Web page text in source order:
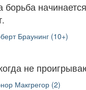
борьба
Браунинг (10+)
не
Макгрегор (2)